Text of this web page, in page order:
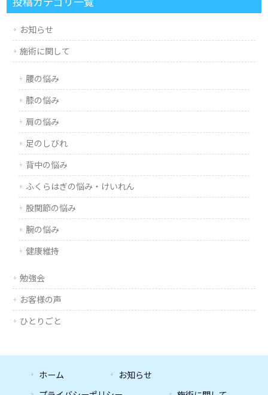
お知らせ
施術に関して
腰の悩み
膝の悩み
肩の悩み
足のしびれ
背中の悩み
ふくらはぎの悩み・けいれん
股関節の悩み
腕の悩み
健康維持
勉強会
お客様の声
ひとりごと
ホーム
お知らせ